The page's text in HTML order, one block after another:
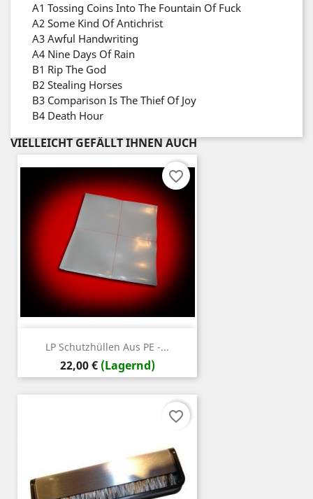
A1 Tossing Coins Into The Fountain Of Fuck
A2 Some Kind Of Antichrist
A3 Awful Handwriting
A4 Nine Days Of Rain
B1 Rip The God
B2 Stealing Horses
B3 Comparison Is The Thief Of Joy
B4 Death Hour
VIELLEICHT GEFÄLLT IHNEN AUCH
LP Schutzhüllen Aus PE -...
Preis
22,00 € (Lagernd)
favorite_border
favorite_border